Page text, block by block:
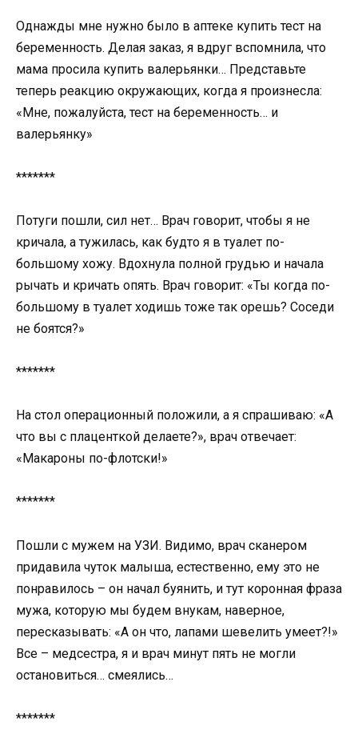
Однажды мне нужно было в аптеке купить тест на
беременность. Делая заказ, я вдруг вспомнила, что
мама просила купить валерьянки… Представьте
теперь реакцию окружающих, когда я произнесла:
«Мне, пожалуйста, тест на беременность… и
валерьянку»
*******
Потуги пошли, сил нет… Врач говорит, чтобы я не
кричала, а тужилась, как будто я в туалет по-
большому хожу. Вдохнула полной грудью и начала
рычать и кричать опять. Врач говорит: «Ты когда по-
большому в туалет ходишь тоже так орешь? Соседи
не боятся?»
*******
На стол операционный положили, а я спрашиваю: «А
что вы с плаценткой делаете?», врач отвечает:
«Макароны по-флотски!»
*******
Пошли с мужем на УЗИ. Видимо, врач сканером
придавила чуток малыша, естественно, ему это не
понравилось – он начал буянить, и тут коронная фраза
мужа, которую мы будем внукам, наверное,
пересказывать: «А он что, лапами шевелить умеет?!»
Все – медсестра, я и врач минут пять не могли
остановиться… смеялись…
*******